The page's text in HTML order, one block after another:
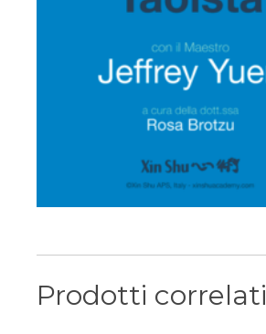
Prodotti correlati